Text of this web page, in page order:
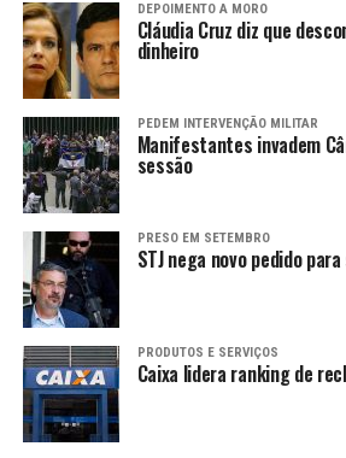
DEPOIMENTO A MORO
Cláudia Cruz diz que
dinheiro
PEDEM INTERVENÇÃO MILITAR
Manifestantes invadem
sessão
PRESO EM SETEMBRO
STJ nega novo pedido
PRODUTOS E SERVIÇOS
Caixa lidera ranking de